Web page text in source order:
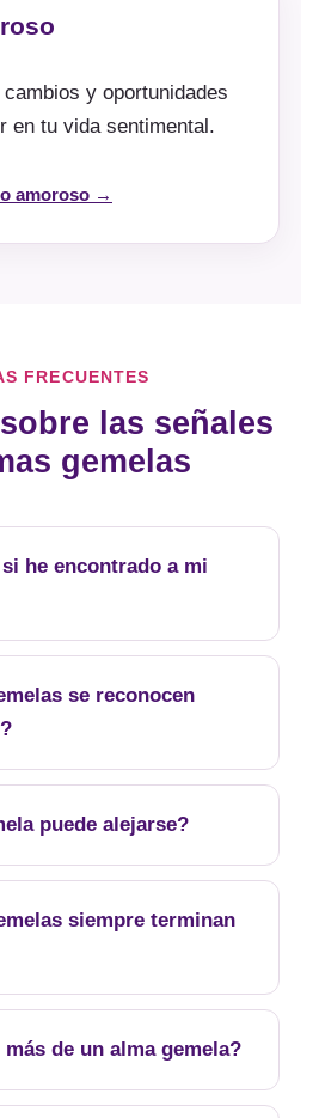
y oportunidades
en tu vida sentimental.
amoroso →
FRECUENTES
las señales
gemelas
he encontrado a mi
se reconocen
puede alejarse?
siempre terminan
más de un alma gemela?